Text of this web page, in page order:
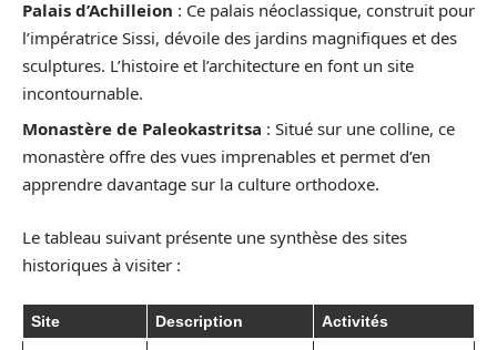
Palais d’Achilleion : Ce palais néoclassique, construit pour
l’impératrice Sissi, dévoile des jardins magnifiques et des
sculptures. L’histoire et l’architecture en font un site
incontournable.
Monastère de Paleokastritsa : Situé sur une colline, ce
monastère offre des vues imprenables et permet d’en
apprendre davantage sur la culture orthodoxe.
Le tableau suivant présente une synthèse des sites
historiques à visiter :
Site Description Activités